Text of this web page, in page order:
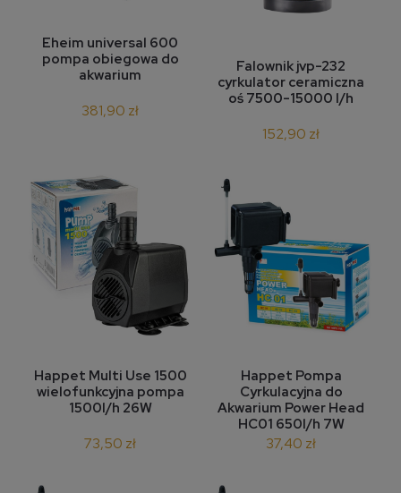
Eheim universal 600
pompa obiegowa do
akwarium
381,90 zł
Falownik jvp-232
cyrkulator ceramiczna
oś 7500-15000 l/h
152,90 zł
Happet Multi Use 1500
wielofunkcyjna pompa
1500l/h 26W
73,50 zł
Happet Pompa
Cyrkulacyjna do
Akwarium Power Head
HC01 650l/h 7W
37,40 zł